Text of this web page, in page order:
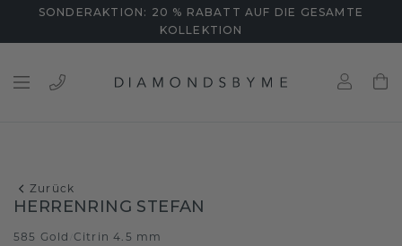
SONDERAKTION: 20 % RABATT AUF DIE GESAMTE
KOLLEKTION
Zurück
HERRENRING STEFAN
585 Gold Citrin 4.5 mm